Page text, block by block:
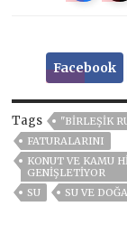
Facebook
Tags "BIRLEŞIK
FATURALARINI
KONUT VE KAMU
GENIŞLETIYOR
SU
SU VE